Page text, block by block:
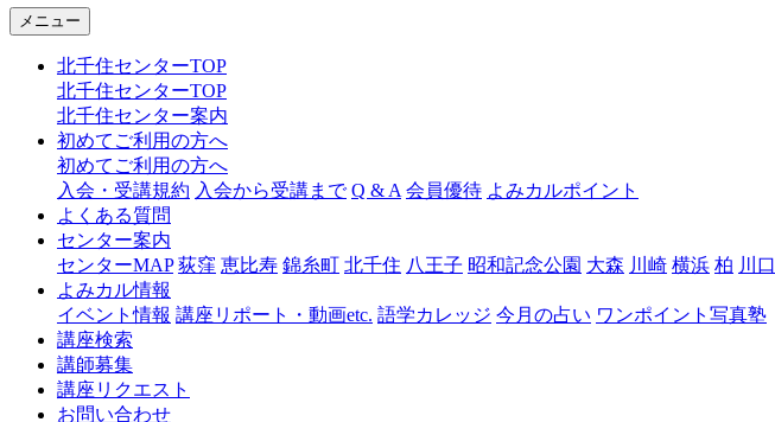
ャ
北
千
メニュー
北千住センターTOP
北千住センターTOP
北千住センター案内
初めてご利用の方へ
初めてご利用の方へ
入会・受講規約 入会から受講まで Q & A 会員優待 よみカルポイント
よくある質問
センター案内
センターMAP 荻窪 恵比寿 錦糸町 北千住 八王子 昭和記念公園 大森 川崎 横浜 柏 川口
よみカル情報
イベント情報 講座リポート・動画etc. 語学カレッジ 今月の占い ワンポイント写真塾
講座検索
講師募集
講座リクエスト
お問い合わせ